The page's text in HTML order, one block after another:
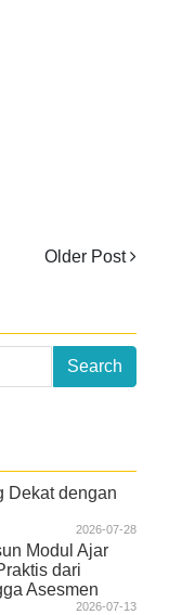
Older Post
Dekat dengan
2026-07-28
Modul Ajar
dari
Asesmen
2026-07-13